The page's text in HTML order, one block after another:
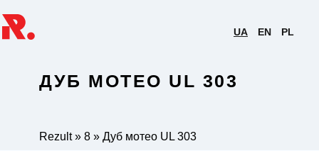
UA EN PL
ДУБ МОТЕО UL 303
Rezult» 8 » Дуб мотео UL 303